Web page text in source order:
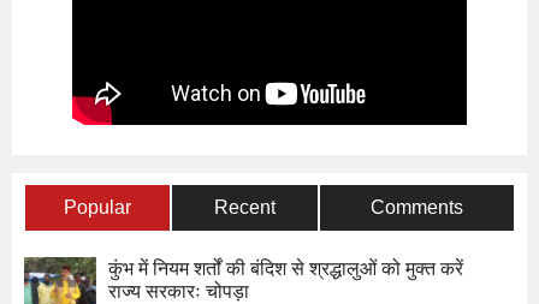
Popular Recent Comments
कुंभ में नियम शर्तों की बंदिश से श्रद्धालुओं को मुक्त करें
राज्य सरकारः चोपड़ा